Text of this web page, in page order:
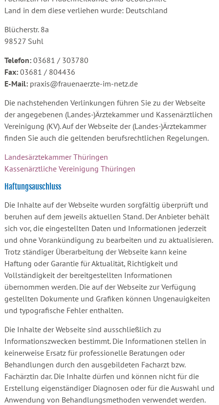
Land in dem diese verliehen wurde: Deutschland
Blücherstr. 8a
98527 Suhl
Telefon:03681 / 303780
Fax:03681 / 804436
E-Mail:praxis@frauenaerzte-im-netz.de
Die nachstehenden Verlinkungen führen Sie zu der Webseite
der angegebenen (Landes-)Ärztekammer und Kassenärztlichen
Vereinigung (KV). Auf der Webseite der (Landes-)Ärztekammer
finden Sie auch die geltenden berufsrechtlichen Regelungen.
Landesärztekammer Thüringen
Kassenärztliche Vereinigung Thüringen
Haftungsauschluss
Die Inhalte auf der Webseite wurden sorgfältig überprüft und
beruhen auf dem jeweils aktuellen Stand. Der Anbieter behält
sich vor, die eingestellten Daten und Informationen jederzeit
und ohne Vorankündigung zu bearbeiten und zu aktualisieren.
Trotz ständiger Überarbeitung der Webseite kann keine
Haftung oder Garantie für Aktualität, Richtigkeit und
Vollständigkeit der bereitgestellten Informationen
übernommen werden. Die auf der Webseite zur Verfügung
gestellten Dokumente und Grafiken können Ungenauigkeiten
und typografische Fehler enthalten.
Die Inhalte der Webseite sind ausschließlich zu
Informationszwecken bestimmt. Die Informationen stellen in
keinerweise Ersatz für professionelle Beratungen oder
Behandlungen durch den ausgebildeten Facharzt bzw.
Fachärztin dar. Die Inhalte dürfen und können nicht für die
Erstellung eigenständiger Diagnosen oder für die Auswahl und
Anwendung von Behandlungsmethoden verwendet werden.